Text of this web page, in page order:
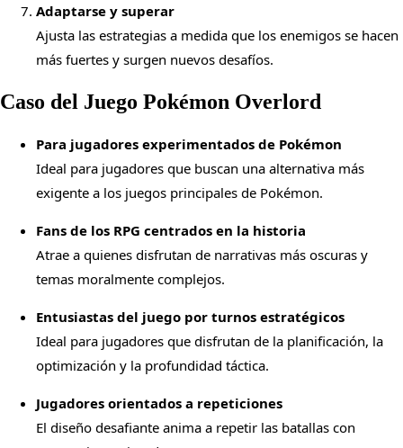
Adaptarse y superar
Ajusta las estrategias a medida que los enemigos se hacen
más fuertes y surgen nuevos desafíos.
Caso del Juego Pokémon Overlord
Para jugadores experimentados de Pokémon
Ideal para jugadores que buscan una alternativa más
exigente a los juegos principales de Pokémon.
Fans de los RPG centrados en la historia
Atrae a quienes disfrutan de narrativas más oscuras y
temas moralmente complejos.
Entusiastas del juego por turnos estratégicos
Ideal para jugadores que disfrutan de la planificación, la
optimización y la profundidad táctica.
Jugadores orientados a repeticiones
El diseño desafiante anima a repetir las batallas con